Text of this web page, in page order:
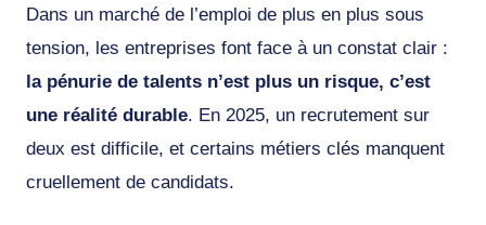
Dans un marché de l’emploi de plus en plus sous
tension, les entreprises font face à un constat clair :
la pénurie de talents n’est plus un risque, c’est
une réalité durable. En 2025, un recrutement sur
deux est difficile, et certains métiers clés manquent
cruellement de candidats.